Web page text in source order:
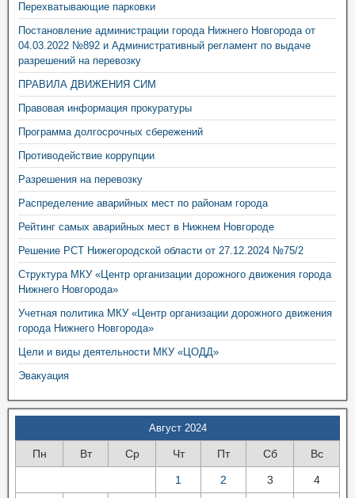
Перехватывающие парковки
Постановление администрации города Нижнего Новгорода от
04.03.2022 №892 и Административный регламент по выдаче
разрешений на перевозку
ПРАВИЛА ДВИЖЕНИЯ СИМ
Правовая информация прокуратуры
Программа долгосрочных сбережений
Противодействие коррупции
Разрешения на перевозку
Распределение аварийных мест по районам города
Рейтинг самых аварийных мест в Нижнем Новгороде
Решение РСТ Нижегородской области от 27.12.2024 №75/2
Структура МКУ «Центр организации дорожного движения города
Нижнего Новгорода»
Учетная политика МКУ «Центр организации дорожного движения
города Нижнего Новгорода»
Цели и виды деятельности МКУ «ЦОДД»
Эвакуация
Август 2024
Пн Вт Ср Чт Пт Сб Вс
1 2 3 4